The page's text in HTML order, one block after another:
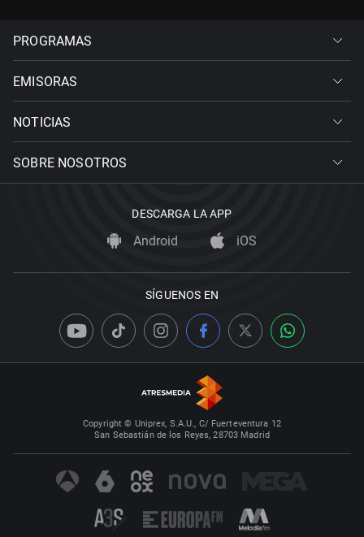
PROGRAMAS
EMISORAS
NOTICIAS
SOBRE NOSOTROS
DESCARGA LA APP
Android iOS
SÍGUENOS EN
Copyright © Uniprex, S.A.U., C/ Fuerteventura 12
San Sebastián de los Reyes, 28703 Madrid